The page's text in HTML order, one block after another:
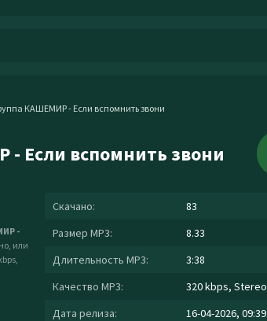
КАШЕМИР - Если вспомнить звони
Если вспомнить звони
-
или
Скачано:
83
Размер MP3:
8.33
Длительность MP3:
3:38
Качество MP3:
320 kbps, Stereo
Дата релиза:
16-04-2026, 09:39